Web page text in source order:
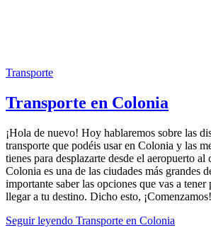
Transporte
Transporte en Colonia
¡Hola de nuevo! Hoy hablaremos sobre las
transporte que podéis usar en Colonia y las
tienes para desplazarte desde el aeropuerto al
Colonia es una de las ciudades más grandes
importante saber las opciones que vas a tener
llegar a tu destino. Dicho esto,
Seguir leyendo Transporte en Colonia